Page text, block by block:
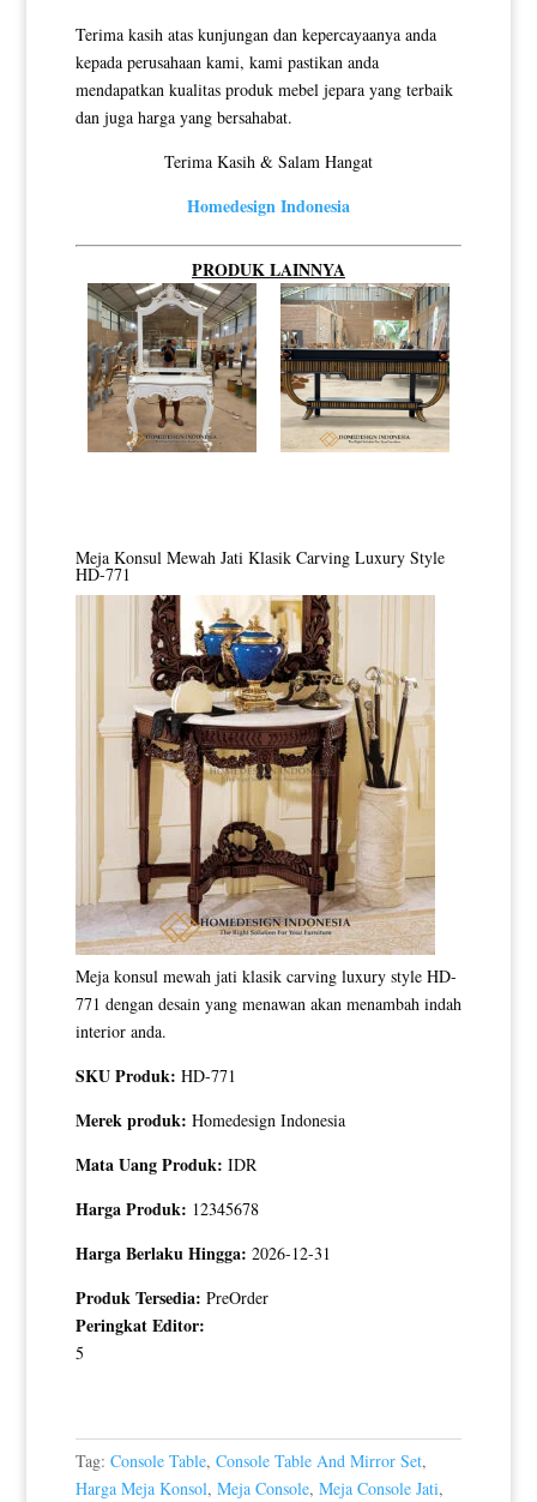
Terima kasih atas kunjungan dan kepercayaanya anda
kepada perusahaan kami, kami pastikan anda
mendapatkan kualitas produk mebel jepara yang terbaik
dan juga harga yang bersahabat.
Terima Kasih & Salam Hangat
Homedesign Indonesia
PRODUK LAINNYA
Meja Konsul Mewah Jati Klasik Carving Luxury Style
HD-771
Meja konsul mewah jati klasik carving luxury style HD-
771 dengan desain yang menawan akan menambah indah
interior anda.
SKU Produk: HD-771
Merek produk: Homedesign Indonesia
Mata Uang Produk: IDR
Harga Produk: 12345678
Harga Berlaku Hingga: 2026-12-31
Produk Tersedia: PreOrder
Peringkat Editor:
5
Tag: Console Table, Console Table And Mirror Set,
Harga Meja Konsol, Meja Console, Meja Console Jati,